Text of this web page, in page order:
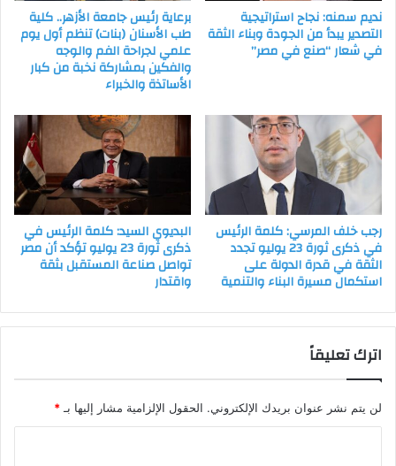
نديم سمنه: نجاح استراتيجية
التصدير يبدأ من الجودة وبناء الثقة
في شعار “صنع في مصر”
برعاية رئيس جامعة الأزهر.. كلية
طب الأسنان (بنات) تنظم أول يوم
علمي لجراحة الفم والوجه
والفكين بمشاركة نخبة من كبار
الأساتذة والخبراء
رجب خلف المرسي: كلمة الرئيس
في ذكرى ثورة 23 يوليو تجدد
الثقة في قدرة الدولة على
استكمال مسيرة البناء والتنمية
البديوي السيد: كلمة الرئيس في
ذكرى ثورة 23 يوليو تؤكد أن مصر
تواصل صناعة المستقبل بثقة
واقتدار
اترك تعليقاً
لن يتم نشر عنوان بريدك الإلكتروني. الحقول الإلزامية مشار إليها بـ*